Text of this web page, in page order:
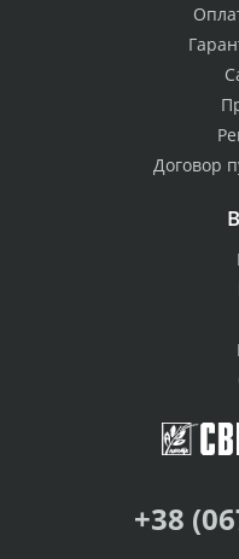
Договор
+38